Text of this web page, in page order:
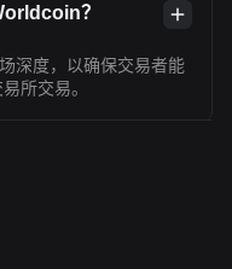
？
深度，以确保交易者能
所交易。